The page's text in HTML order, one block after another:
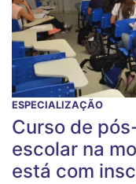
ESPECIALIZAÇÃO
Curso de
escolar na
está com